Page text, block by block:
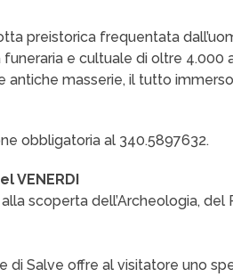
preistorica frequentata
e cultuale di oltre 4.000
antiche masserie, il tutto
obbligatoria al 340.5897632.
VENERDI
scoperta dell’Archeologia,
di Salve offre al visitatore uno